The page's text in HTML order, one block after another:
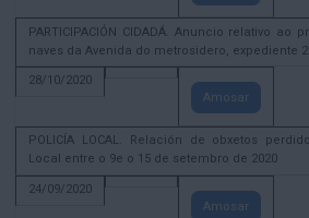
PARTICIPACIÓN CIDADÁ. Anuncio relativo ao
naves da Avenida do metrosidero, expediente
28/10/2020
Amosar
POLICÍA LOCAL. Relación de obxetos
Local entre o 9e o 15 de setembro de 2020
24/09/2020
Amosar